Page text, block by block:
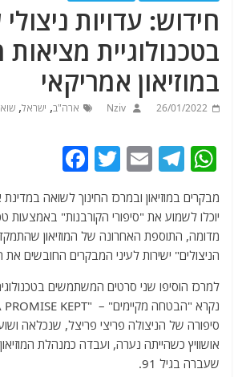
חידוש: עדויות
בטכנולוגיית
במוזיאון אמריקאי
26/01/2022
Nziv ארה"ב, ישראל,
W
at
s
A
p
p
T
e
g
ra
m
E
ai
l
T
itt
er
c
e
b
o
o
k
מבקרים במוזיאון ובמרכז החינוך לשואה במדינת
יוכלו לשמוע את "סיפורי הקורבנות" באמצעות
מדומה, התוספת האחרונה של המוזיאון
הניצולים" ישירות לעיני המבקרים החובשים
למרכז הוסיפו שני סרטים המשתמשים
סיפורה של הניצולה פריצי פריצל, שנכלאה
אושוויץ כשהייתה נערה, ועבדה כמנהלת
שעברה בגיל 91.